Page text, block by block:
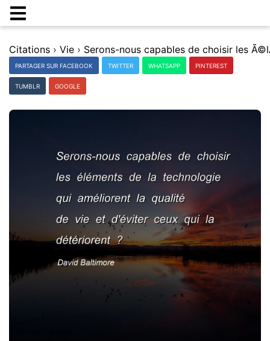
Citations › Vie ›
PARTAGER SUR FACEBOOK TWITTER WHATSAPP PINTEREST
TUMBLR GOOGLE